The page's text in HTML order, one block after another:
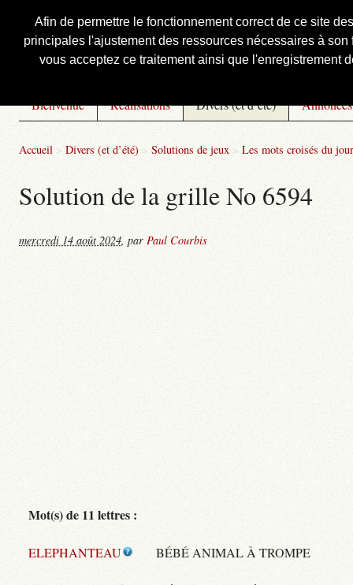
Afin de permettre le fonctionnement correct de ce site
principales l'ajustement des ressources nécessaires à
vous acceptez ce traitement ainsi que l'enregistrement
Courbis, « LE » Blog Officiel
Bienvenue Réalisations Divers (et d’été) Annonces
Accueil > Divers (et d’été) > Solutions de jeux > Les mots croisés du
Solution de la grille No 6594
mercredi 14 août 2024, par Paul Courbis
Mot(s) de 11 lettres :
ELEPHANTEAU BÉBÉ ANIMAL À TROMPE